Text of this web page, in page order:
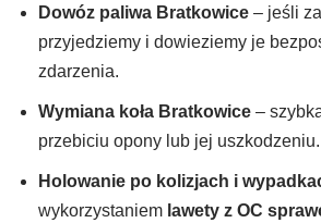
Dowóz paliwa Bratkowice – jeśli
przyjedziemy i dowieziemy je
zdarzenia.
Wymiana koła Bratkowice –
przebiciu opony lub jej uszkodzeniu.
Holowanie po kolizjach i
wykorzystaniem lawety z OC